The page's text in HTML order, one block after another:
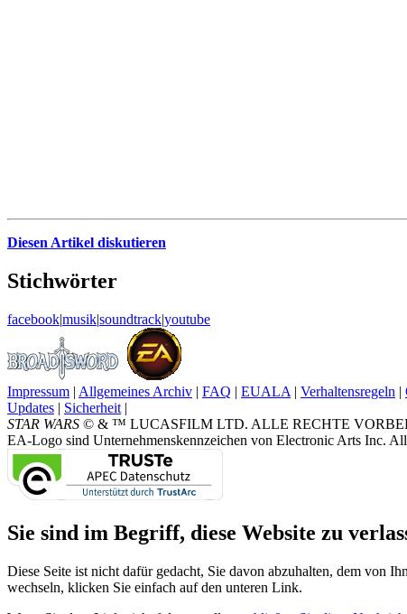
Diesen Artikel diskutieren
Stichwörter
facebook|musik|soundtrack|youtube
Impressum | Allgemeines Archiv | FAQ | EUALA | Verhaltensregeln |
Updates | Sicherheit |
STAR WARS © & ™ LUCASFILM LTD. ALLE RECHTE
EA-Logo sind Unternehmenskennzeichen von Electronic Arts Inc.
Sie sind im Begriff, diese Website zu
Diese Seite ist nicht dafür gedacht, Sie davon abzuhalten, dem von
wechseln, klicken Sie einfach auf den unteren Link.